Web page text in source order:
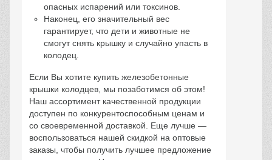
опасных испарений или токсинов.
Наконец, его значительный вес
гарантирует, что дети и животные не
смогут снять крышку и случайно упасть в
колодец.
Если Вы хотите купить железобетонные
крышки колодцев, мы позаботимся об этом!
Наш ассортимент качественной продукции
доступен по конкурентоспособным ценам и
со своевременной доставкой. Еще лучше —
воспользоваться нашей скидкой на оптовые
заказы, чтобы получить лучшее предложение